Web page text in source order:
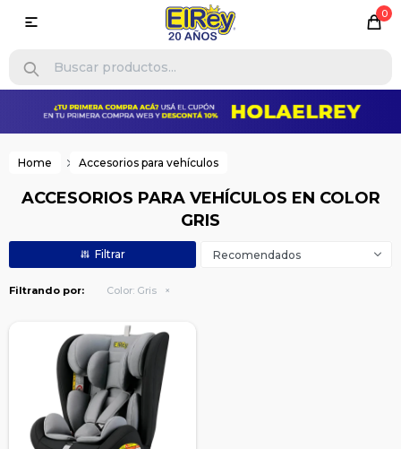
0

Home Accesorios para vehículos
ACCESORIOS PARA VEHÍCULOS EN COLOR
GRIS
Recomendados
Filtrando por: Color: Gris